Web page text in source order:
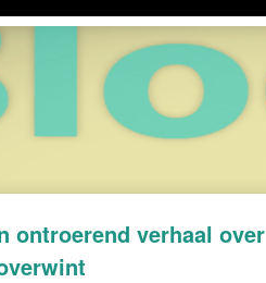
ontroerend verhaal